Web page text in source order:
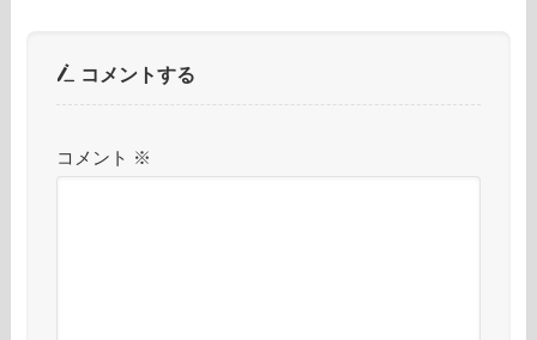
コメントする
コメント ※